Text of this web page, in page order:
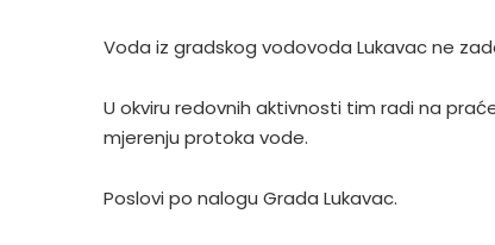
Voda iz gradskog vodovoda Lukavac ne
U okviru redovnih aktivnosti tim radi na
mjerenju protoka vode.
Poslovi po nalogu Grada Lukavac.